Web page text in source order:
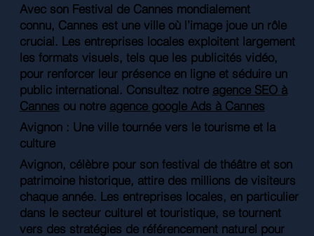
Avec son Festival de Cannes mondialement
connu, Cannes est une ville où l’image joue un rôle
crucial. Les entreprises locales exploitent largement
les formats visuels, tels que les publicités vidéo,
pour renforcer leur présence en ligne et séduire un
public international. Consultez notre agence SEO à
Cannes ou notre agence google Ads à Cannes
Avignon : Une ville tournée vers le tourisme et la
culture
Avignon, célèbre pour son festival de théâtre et son
patrimoine historique, attire des millions de visiteurs
chaque année. Les entreprises locales, en particulier
dans le secteur culturel et touristique, se tournent
vers des stratégies de référencement naturel pour